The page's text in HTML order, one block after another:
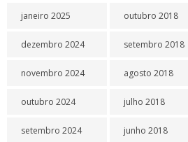
janeiro 2025
dezembro 2024
novembro 2024
outubro 2024
setembro 2024
outubro 2018
setembro 2018
agosto 2018
julho 2018
junho 2018